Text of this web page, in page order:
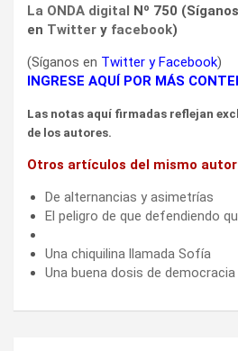
La ONDA digital Nº 750 (Síganos
en Twitter y facebook)
(Síganos en Twitter yFacebook)
INGRESE AQUÍ POR MÁS
Las notas aquí firmadas reflejan
de los autores.
Otros artículos del mismo
De alternancias y asimetrías
El peligro de que defendiendo
Una chiquilina llamada Sofía
Una buena dosis de democracia